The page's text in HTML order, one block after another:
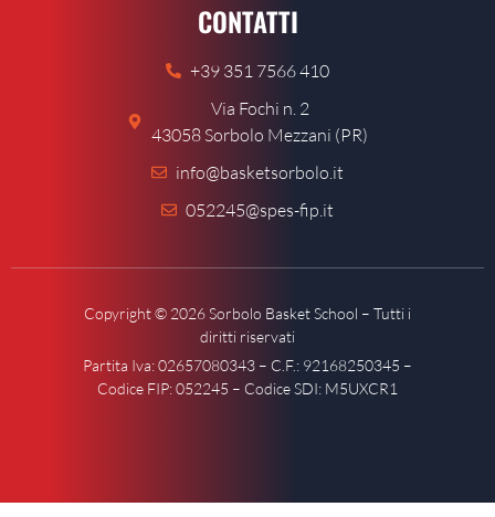
CONTATTI
+39 351 7566 410
Via Fochi n. 2
43058 Sorbolo Mezzani (PR)
info@basketsorbolo.it
052245@spes-fip.it
Copyright © 2026 Sorbolo Basket School – Tutti i
diritti riservati
Partita Iva: 02657080343 – C.F.: 92168250345 –
Codice FIP: 052245 – Codice SDI: M5UXCR1